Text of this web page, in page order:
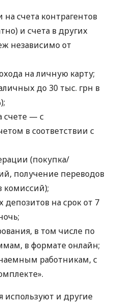
счета контрагентов
и счета в других
независимо от
на личную карту;
до 30 тыс. грн в
счете — с
в соответствии с
(покупка/
получение переводов
комиссий);
на срок от 7
в том числе по
в формате онлайн;
работникам, с
используют и другие